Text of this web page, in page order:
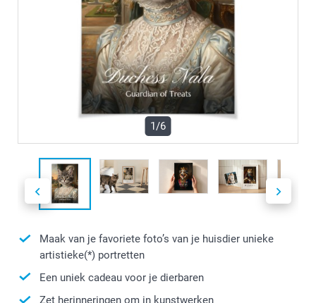
1/6
Maak van je favoriete foto’s van je huisdier unieke
artistieke(*) portretten
Een uniek cadeau voor je dierbaren
Zet herinneringen om in kunstwerken